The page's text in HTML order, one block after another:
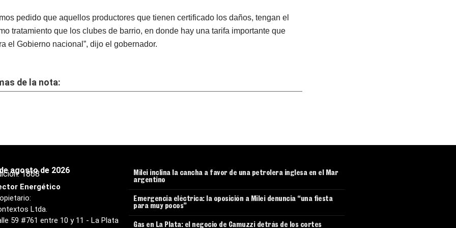
pedido que aquellos productores que tienen certificado los daños, tengan el
tratamiento que los clubes de barrio, en donde hay una tarifa importante que
el Gobierno nacional”, dijo el gobernador.
de la nota:
agosto de 2026
1868
Energético
Ltda.
59 #761 entre 10 y 11 - La Plata
Milei inclina la cancha a favor de una petrolera inglesa en el Mar
argentino
Emergencia eléctrica: la oposición a Milei denuncia “una fiesta
para muy pocos”
Gas en La Plata: el negocio de Camuzzi detrás de los cortes